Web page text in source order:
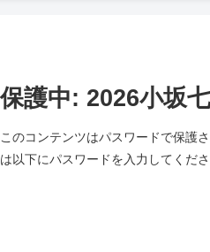
保護中: 2026小坂
このコンテンツはパスワードで保護
は以下にパスワードを入力してくだ